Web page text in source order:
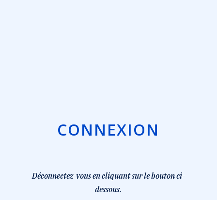
CONNEXION
Déconnectez-vous en cliquant sur le bouton ci-
dessous.